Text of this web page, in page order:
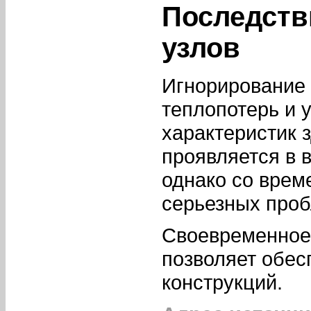
узлов
теплопотерь и
характеристик
проявляется в
однако со
серьезных
позволяет
конструкций.